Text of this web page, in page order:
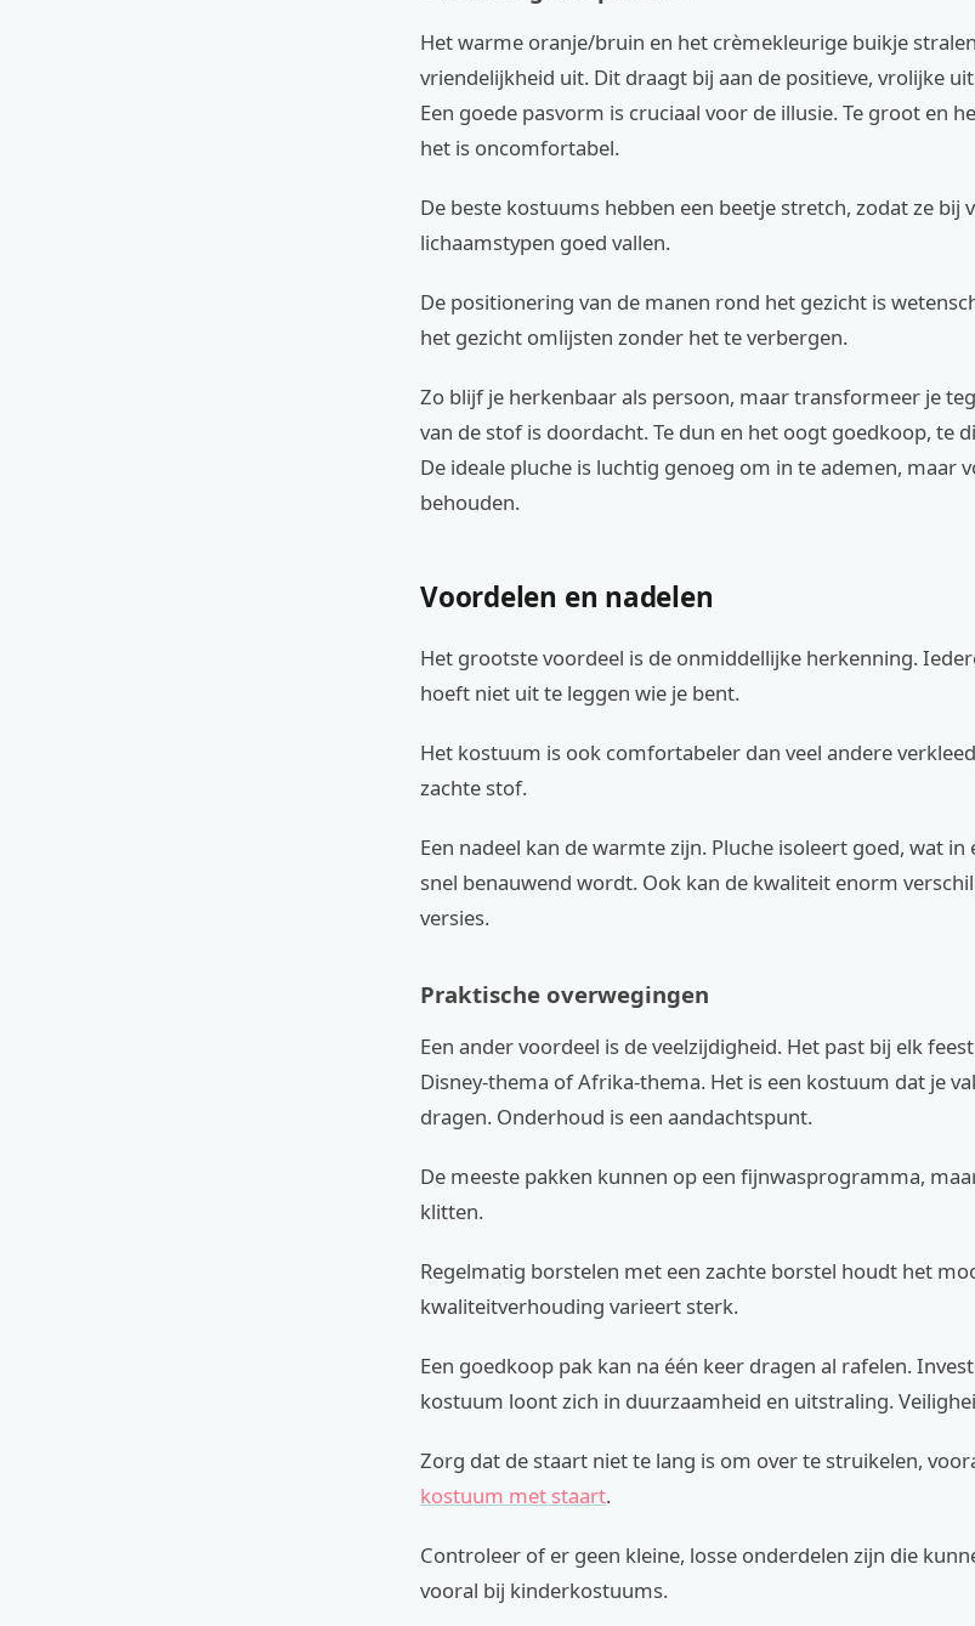
Het warme oranje/bruin en het crèmekleurige buikje
vriendelijkheid uit. Dit draagt bij aan de positieve, vrolijke
Een goede pasvorm is cruciaal voor de illusie. Te groot en
het is oncomfortabel.
De beste kostuums hebben een beetje stretch, zodat ze bij
lichaamstypen goed vallen.
De positionering van de manen rond het gezicht is
het gezicht omlijsten zonder het te verbergen.
Zo blijf je herkenbaar als persoon, maar transformeer je
van de stof is doordacht. Te dun en het oogt goedkoop, te
De ideale pluche is luchtig genoeg om in te ademen, maar
behouden.
Voordelen en nadelen
Het grootste voordeel is de onmiddellijke herkenning.
hoeft niet uit te leggen wie je bent.
Het kostuum is ook comfortabeler dan veel andere
zachte stof.
Een nadeel kan de warmte zijn. Pluche isoleert goed, wat
snel benauwend wordt. Ook kan de kwaliteit enorm
versies.
Praktische overwegingen
Een ander voordeel is de veelzijdigheid. Het past bij elk
Disney-thema of Afrika-thema. Het is een kostuum dat je
dragen. Onderhoud is een aandachtspunt.
De meeste pakken kunnen op een fijnwasprogramma,
klitten.
Regelmatig borstelen met een zachte borstel houdt het
kwaliteitverhouding varieert sterk.
Een goedkoop pak kan na één keer dragen al rafelen.
kostuum loont zich in duurzaamheid en uitstraling.
Zorg dat de staart niet te lang is om over te struikelen,
kostuum met staart.
Controleer of er geen kleine, losse onderdelen zijn die
vooral bij kinderkostuums.